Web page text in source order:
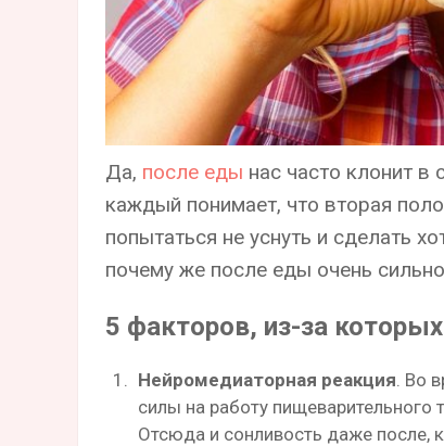
Да, после еды нас часто клонит
каждый понимает, что вторая
попытаться не уснуть и сделать
почему же после еды очень
5 факторов, из-за
Нейромедиаторная реакция . Во
силы на работу пищеварительного
Отсюда и сонливость даже после,